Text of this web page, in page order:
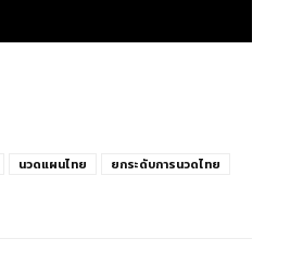
นวดแผนไทย
ยกระดับการนวดไทย